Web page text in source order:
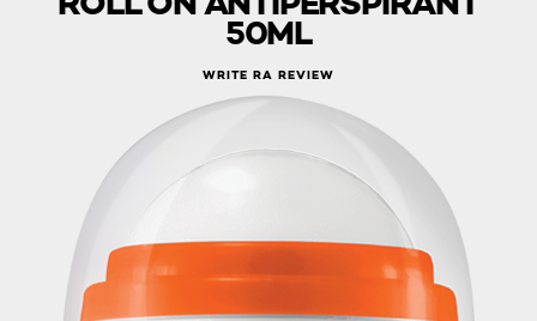
50ML
WRITE RA REVIEW